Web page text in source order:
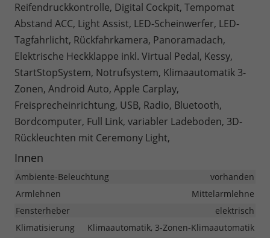
Reifendruckkontrolle, Digital Cockpit, Tempomat
Abstand ACC, Light Assist, LED-Scheinwerfer, LED-
Tagfahrlicht, Rückfahrkamera, Panoramadach,
Elektrische Heckklappe inkl. Virtual Pedal, Kessy,
StartStopSystem, Notrufsystem, Klimaautomatik 3-
Zonen, Android Auto, Apple Carplay,
Freisprecheinrichtung, USB, Radio, Bluetooth,
Bordcomputer, Full Link, variabler Ladeboden, 3D-
Rückleuchten mit Ceremony Light,
Innen
Ambiente-Beleuchtung
vorhanden
Armlehnen
Mittelarmlehne
Fensterheber
elektrisch
Klimatisierung
Klimaautomatik, 3-Zonen-Klimaautomatik